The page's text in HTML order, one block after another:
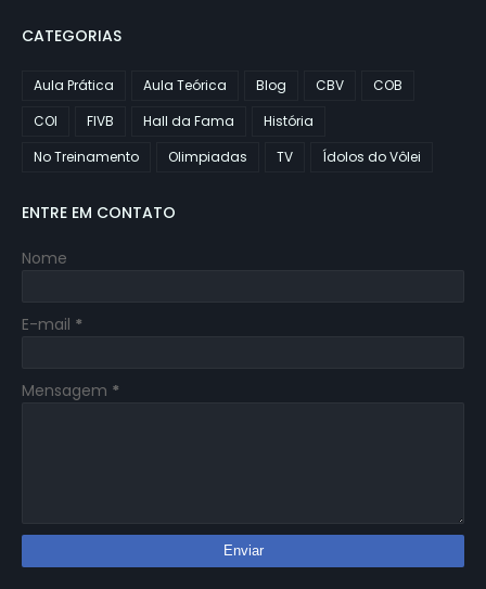
CATEGORIAS
Aula Prática Aula Teórica Blog CBV
COB
COI
FIVB Hall da Fama
História
No Treinamento
Olimpiadas TV Ídolos do Vôlei
ENTRE EM CONTATO
Nome
E-mail *
Mensagem *